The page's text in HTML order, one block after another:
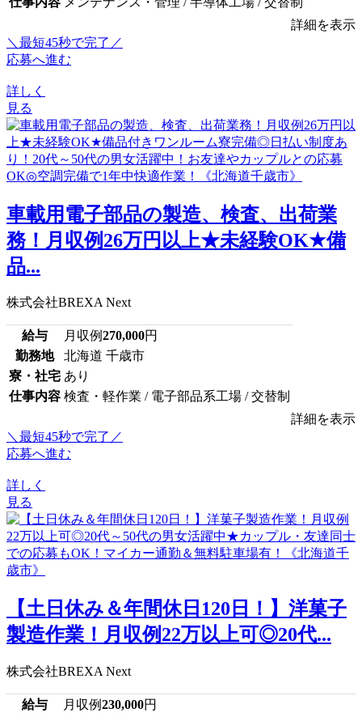
詳細を表示
＼最短45秒で完了／
応募へ進む
詳しく
見る
車載用電子部品の製造、検査、出荷業
務！月収例26万円以上★未経験OK★備
品...
株式会社BREXA Next
給与 月収例270,000円
勤務地
北海道 千歳市
寮・社宅 あり
仕事内容 検査・軽作業 / 電子部品系工場 / 交替制
詳細を表示
＼最短45秒で完了／
応募へ進む
詳しく
見る
【土日休み＆年間休日120日！】洋菓子
製造作業！月収例22万以上可◎20代...
株式会社BREXA Next
給与 月収例230,000円